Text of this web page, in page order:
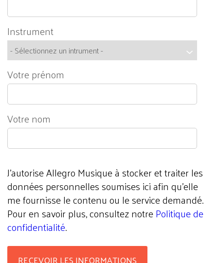
Instrument
Votre prénom
Votre nom
J'autorise Allegro Musique à stocker et traiter les
données personnelles soumises ici afin qu’elle
me fournisse le contenu ou le service demandé.
Pour en savoir plus, consultez notrePolitique de
confidentialité.